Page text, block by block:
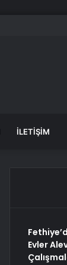
İLETIŞIM
Evler